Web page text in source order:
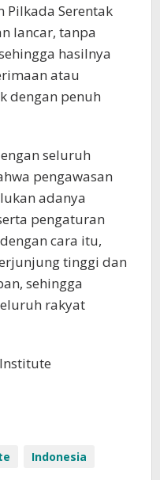
Serentak
lancar, tanpa
hasilnya
atau
dengan penuh
seluruh
pengawasan
adanya
pengaturan
cara itu,
tinggi dan
sehingga
rakyat
Indonesia